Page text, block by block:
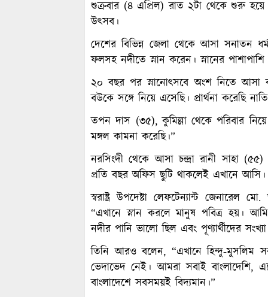
শুক্রবার (৪ এপ্রিল) রাত ২টা থেকে শুরু
উৎসব।
দেশের বিভিন্ন জেলা থেকে আসা সনাতন
ফলসহ নদীতে স্নান করেন। স্নানের
২০ বছর পর স্নানোৎসবে অংশ নিতে আসা
বউকে সঙ্গে নিয়ে এসেছি। প্রার্থনা করেছি
তপন দাস (৩৫), কুমিল্লা থেকে পরিবার
মঙ্গল কামনা করেছি।”
নরসিংদী থেকে আসা চন্দ্রা রানী সাহা
প্রতি বছর অফিস ছুটি থাকলেই এখানে আসি।
স্বরাষ্ট্র উপদেষ্টা লেফটেন্যান্ট জেনারেল
“এখানে স্নান করলে মানুষ পবিত্র হয়।
নদীর পানি ভালো ছিল এবং পূণ্যার্থীদের
তিনি আরও বলেন, “এখানে হিন্দু-মুসলিম
ভেদাভেদ নেই। আমরা সবাই বাংলাদেশি,
বাংলাদেশে সবসময়ই বিদ্যমান।”